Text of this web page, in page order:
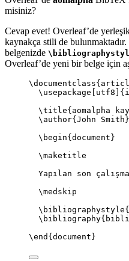
misiniz?
Cevap evet! Overleaf’de
kaynakça stili de
belgenizde
Overleaf’de yeni bir belge için
\documentclass{
\usepackage
utf8 ]{
\title{aomalpha
\author{John Smith}
\begin{ document }
\maketitle
Yapılan son
\medskip
\bibliographystyle
\bibliography
\end { document }